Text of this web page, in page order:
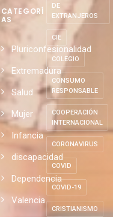
CATEGORÍ
AS
Pluriconfesionalidad
Extremadura
Salud
Mujer
Infancia
discapacidad
Dependencia
Valencia
DE
EXTRANJEROS
CIE
COLEGIO
CONSUMO
RESPONSABLE
COOPERACIÓN
INTERNACIONAL
CORONAVIRUS
COVID
COVID-19
CRISTIANISMO